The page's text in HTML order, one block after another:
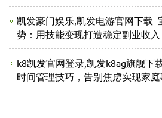
凯发豪门娱乐,凯发电游官网下载
势：用技能变现打造稳定副业收入
k8凯发官网登录,凯发k8ag旗舰下
时间管理技巧，告别焦虑实现家